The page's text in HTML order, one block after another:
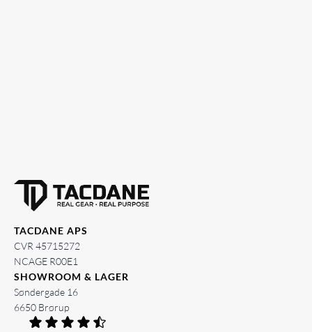
TACDANE APS
CVR 45715272
NCAGE R00E1
SHOWROOM & LAGER
Søndergade 16
6650 Brørup